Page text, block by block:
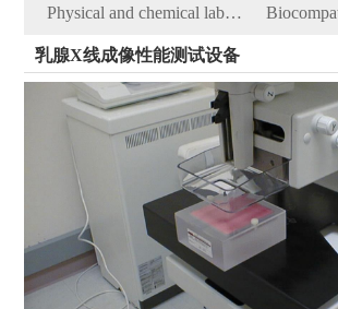
Physical and chemical laboratory testing instruments
乳腺X线成像性能测试设备